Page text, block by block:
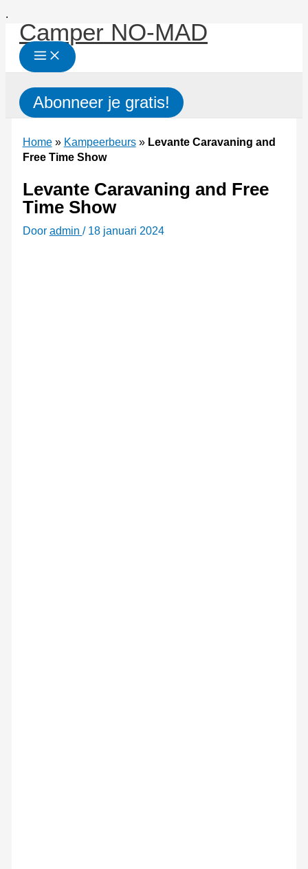
.
naar
inhoud
Camper NO-MAD
Abonneer je gratis!
Home» Kampeerbeurs» Levante Caravaning and
Free Time Show
Levante Caravaning and Free
Time Show
Door admin / 18 januari 2024